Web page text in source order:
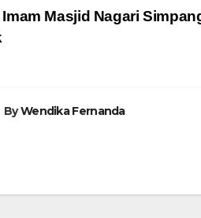
Masjid Nagari
ByWendika Fernanda